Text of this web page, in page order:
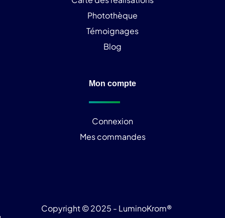
Photothèque
Témoignages
Blog
Mon compte
Connexion
Mes commandes
Copyright © 2025 - LuminoKrom®